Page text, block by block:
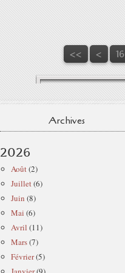
<< <
Archives
2026
Août(2)
Juillet(6)
Juin (8)
Mai (6)
Avril (11)
Mars(7)
Février(5)